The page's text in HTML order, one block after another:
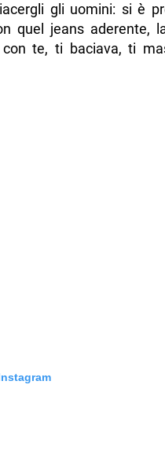
gli uomini: si è
quel jeans aderente,
te, ti baciava, ti